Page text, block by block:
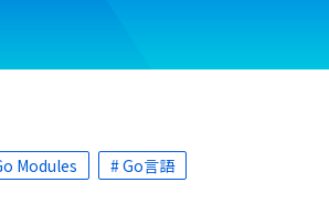
Modules # Go言語